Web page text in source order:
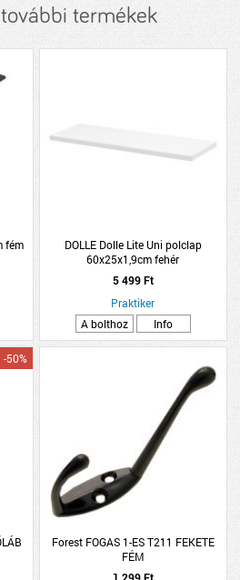
termékek
fém
DOLLE Dolle Lite Uni polclap
60x25x1,9cm fehér
5 499 Ft
Praktiker
A bolthoz
Info
-50%
Forest FOGAS 1-ES T211 FEKETE
FÉM